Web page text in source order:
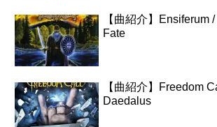
【曲紹介】Ensiferum
Fate
【曲紹介】Freedom
Daedalus